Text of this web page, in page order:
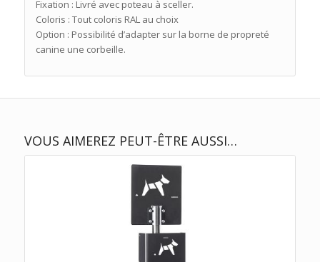
Fixation : Livré avec poteau à sceller.
Coloris : Tout coloris RAL au choix
Option : Possibilité d’adapter sur la borne de propreté
canine une corbeille.
VOUS AIMEREZ PEUT-ÊTRE AUSSI…